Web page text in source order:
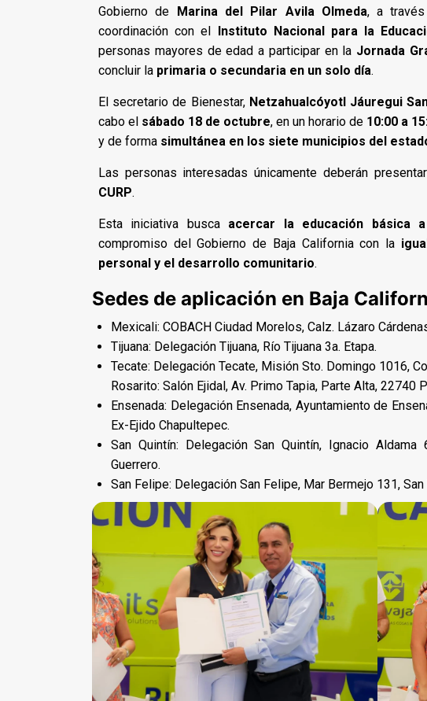
Gobierno de Marina del Pilar Avila Olmeda, a
coordinación con el Instituto Nacional para la
personas mayores de edad a participar en la Jornada
concluir la primaria o secundaria en un solo día.
El secretario de Bienestar, Netzahualcóyotl Jáuregui
cabo el sábado 18 de octubre, en un horario de 10:00 a
y de forma simultánea en los siete municipios del
Las personas interesadas únicamente deberán
CURP.
Esta iniciativa busca acercar la educación básica
compromiso del Gobierno de Baja California con la
personal y el desarrollo comunitario.
Sedes de aplicación en Baja
Mexicali: COBACH Ciudad Morelos, Calz. Lázaro
Tijuana: Delegación Tijuana, Río Tijuana 3a. Etapa.
Tecate: Delegación Tecate, Misión Sto. Domingo 1016,
Rosarito: Salón Ejidal, Av. Primo Tapia, Parte Alta, 22740
Ensenada: Delegación Ensenada, Ayuntamiento de
Ex-Ejido Chapultepec.
San Quintín: Delegación San Quintín, Ignacio
Guerrero.
San Felipe: Delegación San Felipe, Mar Bermejo 131, San